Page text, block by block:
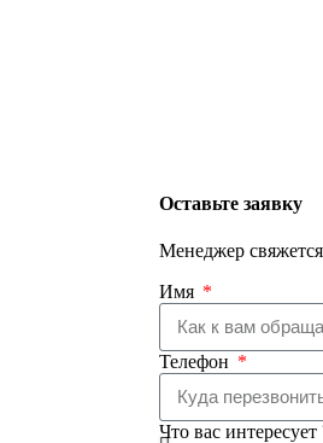
Оставьте заявку
Менеджер свяжется
Имя
Телефон
Что вас интересует